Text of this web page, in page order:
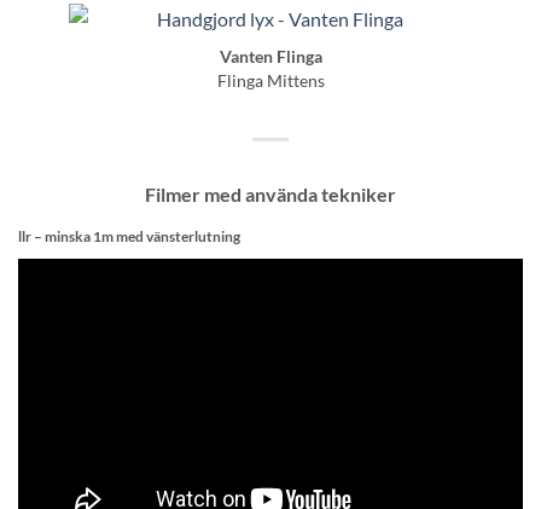
Vanten Flinga
Flinga Mittens
Filmer med använda tekniker
llr – minska 1m med vänsterlutning